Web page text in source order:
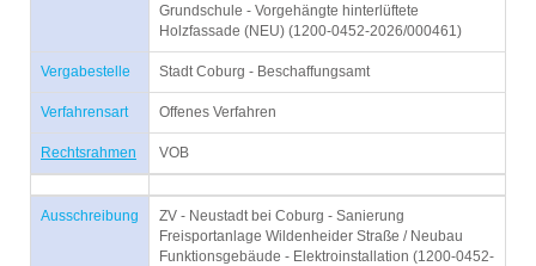
Grundschule - Vorgehängte hinterlüftete
Holzfassade (NEU) (1200-0452-2026/000461)
Vergabestelle Stadt Coburg - Beschaffungsamt
Verfahrensart Offenes Verfahren
Rechtsrahmen VOB
Ausschreibung
ZV - Neustadt bei Coburg - Sanierung
Freisportanlage Wildenheider Straße / Neubau
Funktionsgebäude - Elektroinstallation (1200-0452-